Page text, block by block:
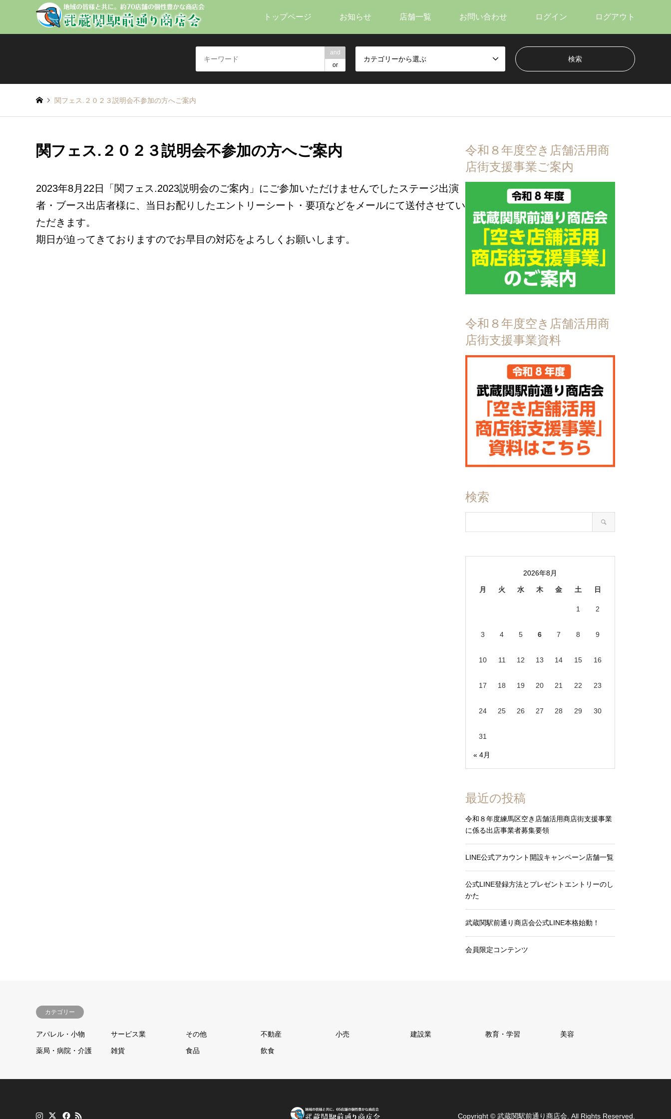
トップページ お知らせ 店舗一覧 お問い合わせ ログイン ログアウト
and
or
カテゴリーから選ぶ
関フェス.２０２３説明会不参加の方へご案内
関フェス.２０２３説明会不参加の方へご案内
2023年8月22日「関フェス.2023説明会のご案内」にご参加いただけませんでしたステージ出演
者・ブース出店者様に、当日お配りしたエントリーシート・要項などをメールにて送付させてい
ただきます。
期日が迫ってきておりますのでお早目の対応をよろしくお願いします。
令和８年度空き店舗活用商
店街支援事業ご案内
令和８年度空き店舗活用商
店街支援事業資料
検索
2026年8月
月 火 水 木 金 土 日
1 2
3 4 5 6 7 8 9
10 11 12 13 14 15 16
17 18 19 20 21 22 23
24 25 26 27 28 29 30
31
« 4月
最近の投稿
令和８年度練馬区空き店舗活用商店街支援事業
に係る出店事業者募集要領
LINE公式アカウント開設キャンペーン店舗一覧
公式LINE登録方法とプレゼントエントリーのし
かた
武蔵関駅前通り商店会公式LINE本格始動！
会員限定コンテンツ
カテゴリー
アパレル・小物 サービス業 その他 不動産 小売 建設業 教育・学習 美容
薬局・病院・介護 雑貨 食品 飲食
Copyright © 武蔵関駅前通り商店会 . All Rights Reserved.